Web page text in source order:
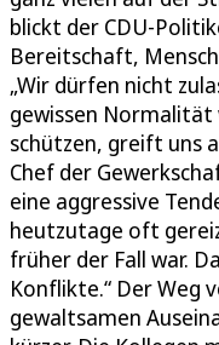
blickt der CDU-
Bereitschaft,
„Wir dürfen nicht
gewissen
schützen, greift uns
Chef der
eine aggressive
heutzutage oft
früher der Fall war.
Konflikte.“ Der Weg
gewaltsamen